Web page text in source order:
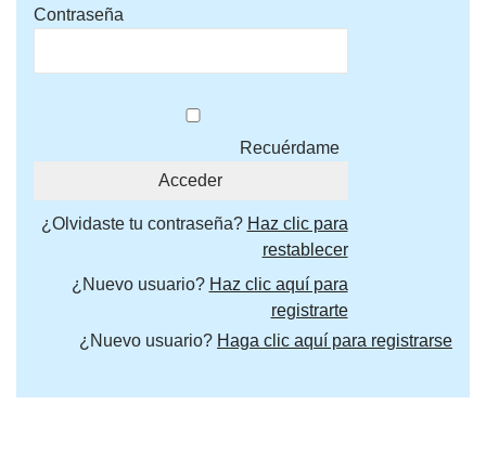
Contraseña
Recuérdame
¿Olvidaste tu contraseña? Haz clic para
restablecer
¿Nuevo usuario? Haz clic aquí para
registrarte
¿Nuevo usuario? Haga clic aquí para registrarse